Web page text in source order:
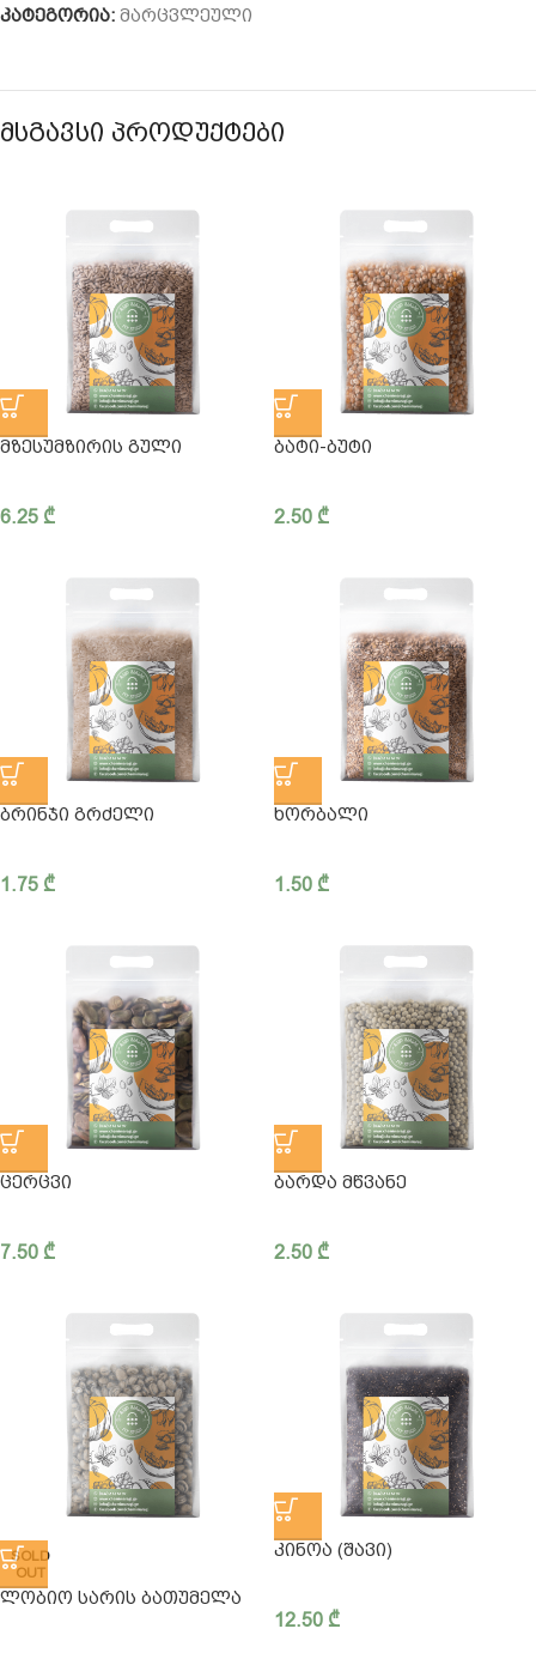
კატეგორია: მარცვლეული
ᲛᲡᲒᲐᲕᲡᲘ ᲞᲠᲝᲓᲣᲥᲢᲔᲑᲘ
ᲛᲖᲔᲡᲣᲛᲖᲘᲠᲘᲡ ᲒᲣᲚᲘ
6.25 ₾
ᲑᲐᲢᲘ-ᲑᲣᲢᲘ
2.50 ₾
ᲑᲠᲘᲜᲯᲘ ᲒᲠᲫᲔᲚᲘ
1.75 ₾
ᲮᲝᲠᲑᲐᲚᲘ
1.50 ₾
ᲪᲔᲠᲪᲕᲘ
7.50 ₾
ᲑᲐᲠᲓᲐ ᲛᲬᲕᲐᲜᲔ
2.50 ₾
SOLD
OUT
ᲚᲝᲑᲘᲝ ᲡᲐᲠᲘᲡ ᲑᲐᲗᲣᲛᲔᲚᲐ
ᲙᲘᲜᲝᲐ (ᲨᲐᲕᲘ)
12.50 ₾